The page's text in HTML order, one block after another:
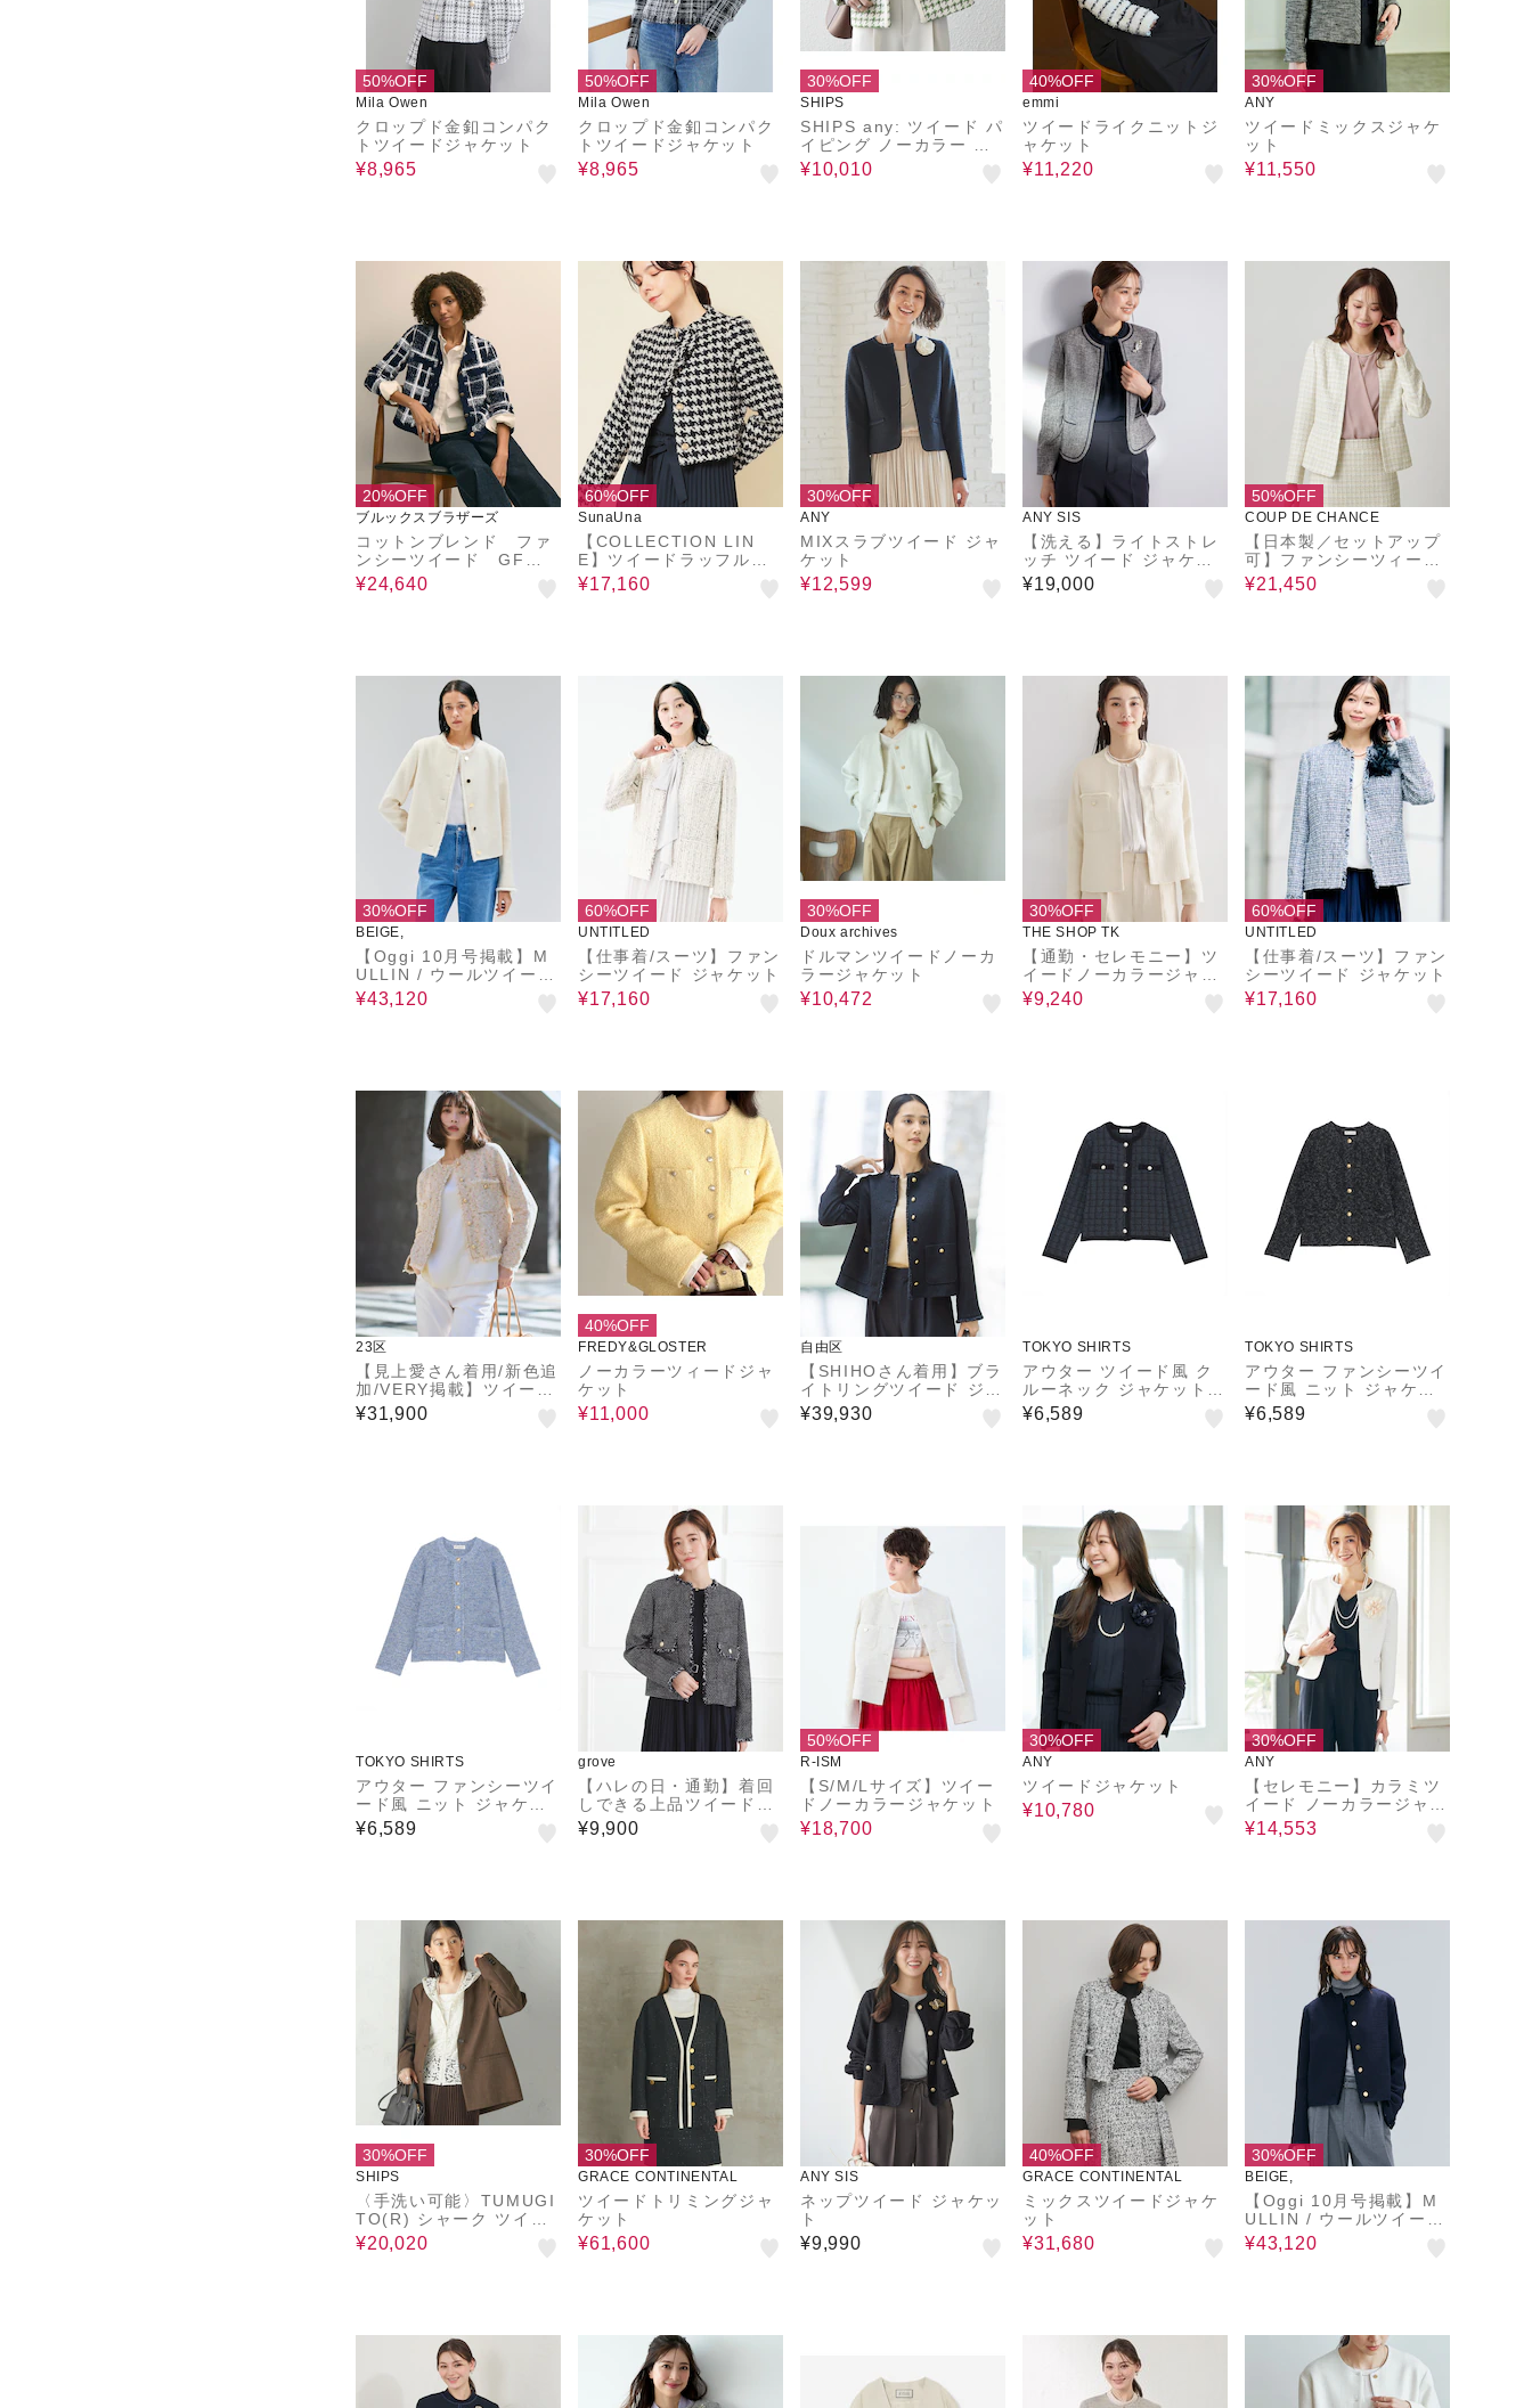
50%OFF
Mila Owen
クロップド金釦コンパク
トツイードジャケット
¥8,965
50%OFF
Mila Owen
クロップド金釦コンパク
トツイードジャケット
¥8,965
30%OFF
SHIPS
SHIPS any: ツイード パ
イピング ノーカラー ジ
ャケット
¥10,010
40%OFF
emmi
ツイードライクニットジ
ャケット
¥11,220
30%OFF
ANY
ツイードミックスジャケ
ット
¥11,550
20%OFF
ブルックスブラザーズ
コットンブレンド ファ
ンシーツイード GFメ
タルボタン ノーカラー
ジャケット
¥24,640
60%OFF
SunaUna
【COLLECTION LIN
E】ツイードラッフルジ
ャケット
¥17,160
30%OFF
ANY
MIXスラブツイード ジャ
ケット
¥12,599
ANY SIS
【洗える】ライトストレ
ッチ ツイード ジャケッ
ト
¥19,000
50%OFF
COUP DE CHANCE
【日本製／セットアップ
可】ファンシーツィード
のノーカラージャケット
¥21,450
30%OFF
BEIGE,
【Oggi 10月号掲載】M
ULLIN / ウールツイード
メタルボタンノーカラー
ジャケット
¥43,120
60%OFF
UNTITLED
【仕事着/スーツ】ファン
シーツイード ジャケット
¥17,160
30%OFF
Doux archives
ドルマンツイードノーカ
ラージャケット
¥10,472
30%OFF
THE SHOP TK
【通勤・セレモニー】ツ
イードノーカラージャケ
ット
¥9,240
60%OFF
UNTITLED
【仕事着/スーツ】ファン
シーツイード ジャケット
¥17,160
23区
【見上愛さん着用/新色追
加/VERY掲載】ツイード
ニット ジャケット
¥31,900
40%OFF
FREDY&GLOSTER
ノーカラーツィードジャ
ケット
¥11,000
自由区
【SHIHOさん着用】ブラ
イトリングツイード ジャ
ケット
¥39,930
TOKYO SHIRTS
アウター ツイード風 ク
ルーネック ジャケット
レディース
¥6,589
TOKYO SHIRTS
アウター ファンシーツイ
ード風 ニット ジャケッ
ト レディース
¥6,589
TOKYO SHIRTS
アウター ファンシーツイ
ード風 ニット ジャケッ
ト レディース
¥6,589
grove
【ハレの日・通勤】着回
しできる上品ツイードジ
ャケット
¥9,900
50%OFF
R-ISM
【S/M/Lサイズ】ツイー
ドノーカラージャケット
¥18,700
30%OFF
ANY
ツイードジャケット
¥10,780
30%OFF
ANY
【セレモニー】カラミツ
イード ノーカラージャケ
ット
¥14,553
30%OFF
SHIPS
〈手洗い可能〉TUMUGI
TO(R) シャーク ツイー
ド カラーレス ジャケッ
ト
¥20,020
30%OFF
GRACE CONTINENTAL
ツイードトリミングジャ
ケット
¥61,600
ANY SIS
ネップツイード ジャケッ
ト
¥9,990
40%OFF
GRACE CONTINENTAL
ミックスツイードジャケ
ット
¥31,680
30%OFF
BEIGE,
【Oggi 10月号掲載】M
ULLIN / ウールツイード
メタルボタンノーカラー
ジャケット
¥43,120